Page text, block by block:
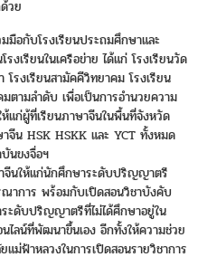
วย
มือกับโรงเรียนประถมศึกษาและ
งเรียนในเครือข่าย ได้แก่ โรงเรียนวัด
รงเรียนสามัคคีวิทยาคม โรงเรียน
ตามลำดับ เพื่อเป็นการอำนวยความ
แก่ผู้ที่เรียนภาษาจีนในพื้นที่จังหวัด
จีน HSK HSKK และ YCT ทั้งหมด
นขงจื่อฯ
จีนให้แก่นักศึกษาระดับปริญญาตรี
าการ พร้อมกับเปิดสอนวิชาบังคับ
ะดับปริญญาตรีที่ไม่ได้ศึกษาอยู่ใน
ไลน์ที่พัฒนาขึ้นเอง อีกทั้งให้ความช่วย
ม่ฟ้าหลวงในการเปิดสอนรายวิชาการ